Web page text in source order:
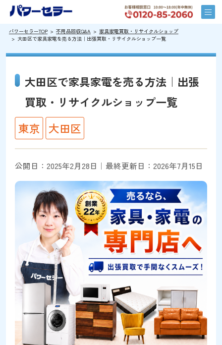
パワーセラーTOP 不用品回収Q&A
家具家電買取・リサイクルショップ
大田区で家具家電を売る方法｜出張買取・リサイクルショップ一覧
大田区で家具家電を売る方法｜出張
買取・リサイクルショップ一覧
東京 大田区
公開日：2025年2月28日｜最終更新日：2026年7月15日